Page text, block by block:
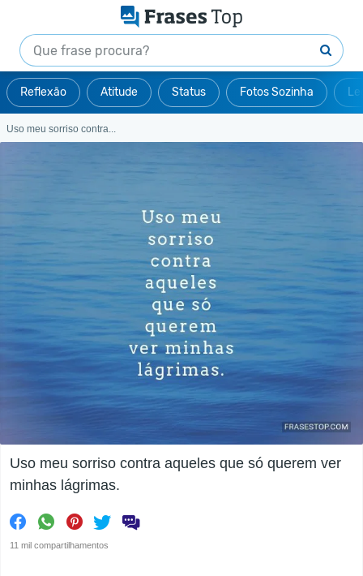
Reflexão Atitude Status Fotos Sozinha
Uso meu sorriso contra...
Uso meu sorriso contra aqueles que só querem ver
minhas lágrimas.
11 mil compartilhamentos